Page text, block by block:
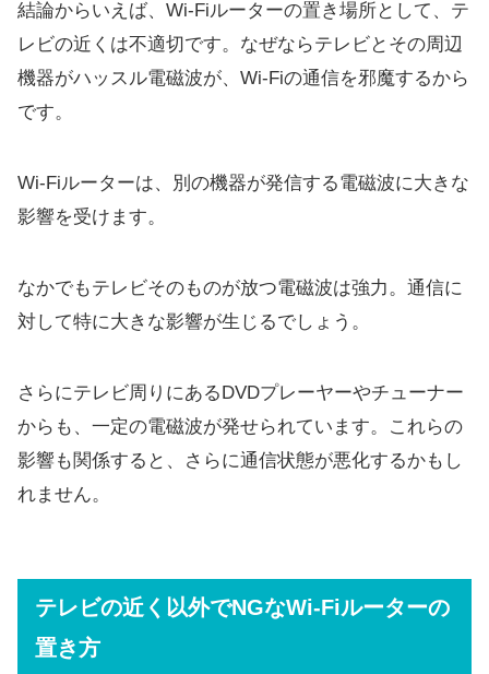
結論からいえば、Wi-Fiルーターの置き場所として、テ
レビの近くは不適切です。なぜならテレビとその周辺
機器がハッスル電磁波が、Wi-Fiの通信を邪魔するから
です。
Wi-Fiルーターは、別の機器が発信する電磁波に大きな
影響を受けます。
なかでもテレビそのものが放つ電磁波は強力。通信に
対して特に大きな影響が生じるでしょう。
さらにテレビ周りにあるDVDプレーヤーやチューナー
からも、一定の電磁波が発せられています。これらの
影響も関係すると、さらに通信状態が悪化するかもし
れません。
テレビの近く以外でNGなWi-Fiルーターの
置き方